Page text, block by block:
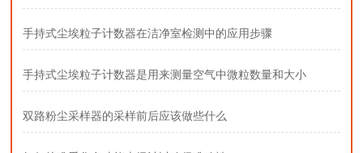
手持式尘埃粒子计数器在洁净室检测中的应用步骤
手持式尘埃粒子计数器是用来测量空气中微粒数量和大小
双路粉尘采样器的采样前后应该做些什么